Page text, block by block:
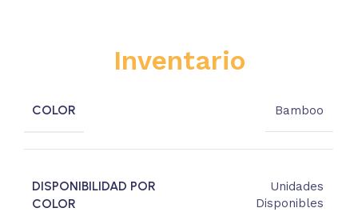
Inventario
COLOR Bamboo
DISPONIBILIDAD POR
COLOR
Unidades
Disponibles